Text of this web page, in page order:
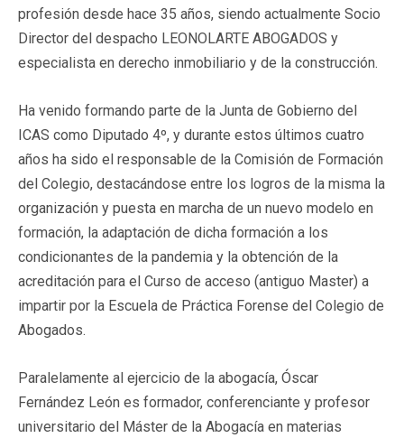
profesión desde hace 35 años, siendo actualmente Socio
Director del despacho LEONOLARTE ABOGADOS y
especialista en derecho inmobiliario y de la construcción.
Ha venido formando parte de la Junta de Gobierno del
ICAS como Diputado 4º, y durante estos últimos cuatro
años ha sido el responsable de la Comisión de Formación
del Colegio, destacándose entre los logros de la misma la
organización y puesta en marcha de un nuevo modelo en
formación, la adaptación de dicha formación a los
condicionantes de la pandemia y la obtención de la
acreditación para el Curso de acceso (antiguo Master) a
impartir por la Escuela de Práctica Forense del Colegio de
Abogados.
Paralelamente al ejercicio de la abogacía, Óscar
Fernández León es formador, conferenciante y profesor
universitario del Máster de la Abogacía en materias